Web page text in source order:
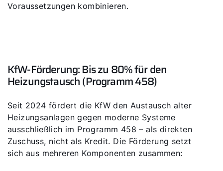
Voraussetzungen kombinieren.
KfW-Förderung: Bis zu 80% für den
Heizungstausch (Programm 458)
Seit 2024 fördert die KfW den Austausch alter
Heizungsanlagen gegen moderne Systeme
ausschließlich im Programm 458 – als direkten
Zuschuss, nicht als Kredit. Die Förderung setzt
sich aus mehreren Komponenten zusammen: